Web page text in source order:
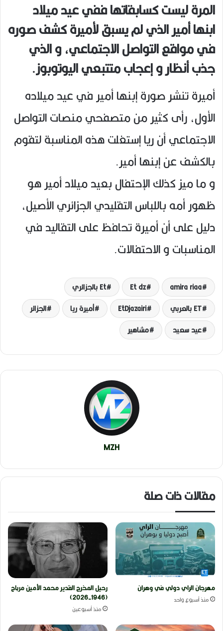
المرة ليست كسابقاتها ففي عيد ميلاد
ابنها أمير الذي لم يسبق لأميرة كشف صوره
في مواقع التواصل الاجتماعي، و الذي
جذب أنظار و إعجاب متتبعي اليوتوبوز.
أميرة تنشر صورة إبنها أمير في عيد ميلاده
الأول، رأى كثير من متصفحي منصات التواصل
الاجتماعي أن ريا إستغلت هذه المناسبة لتقوم
بالكشف عن إبنها أمير.
و ما ميز كذلك الإحتفال بعيد ميلاد أمير هو
ظهور أمه باللباس التقليدي الجزائري الأصيل،
دليل على أن أميرة تحافظ على التقاليد في
المناسبات و الاحتفالات.
amira riaa
Et dz
Et بالجزائري
ET بالعربي
EtDjazairi أميرة ريا
الجزائر
عيد سعيد
مشاهير
MZH
مقالات ذات صلة
مهرجان الراي دولي في وهران
منذ أسبوع واحد
رحيل المخرج القدير محمد الأمين مرباح
(1946-2026)
منذ أسبوعين